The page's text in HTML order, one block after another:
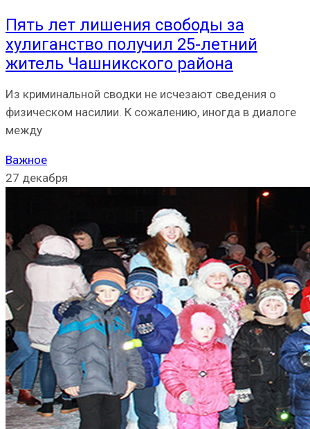
Пять лет лишения свободы за
хулиганство получил 25-летний
житель Чашникского района
Из криминальной сводки не исчезают сведения о
физическом насилии. К сожалению, иногда в диалоге
между
Важное
27 декабря